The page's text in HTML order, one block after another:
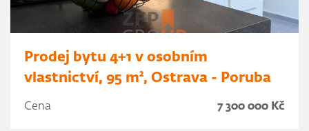
Prodej bytu 4+1 v osobním
vlastnictví, 95 m², Ostrava - Poruba
Cena 7 300 000 Kč